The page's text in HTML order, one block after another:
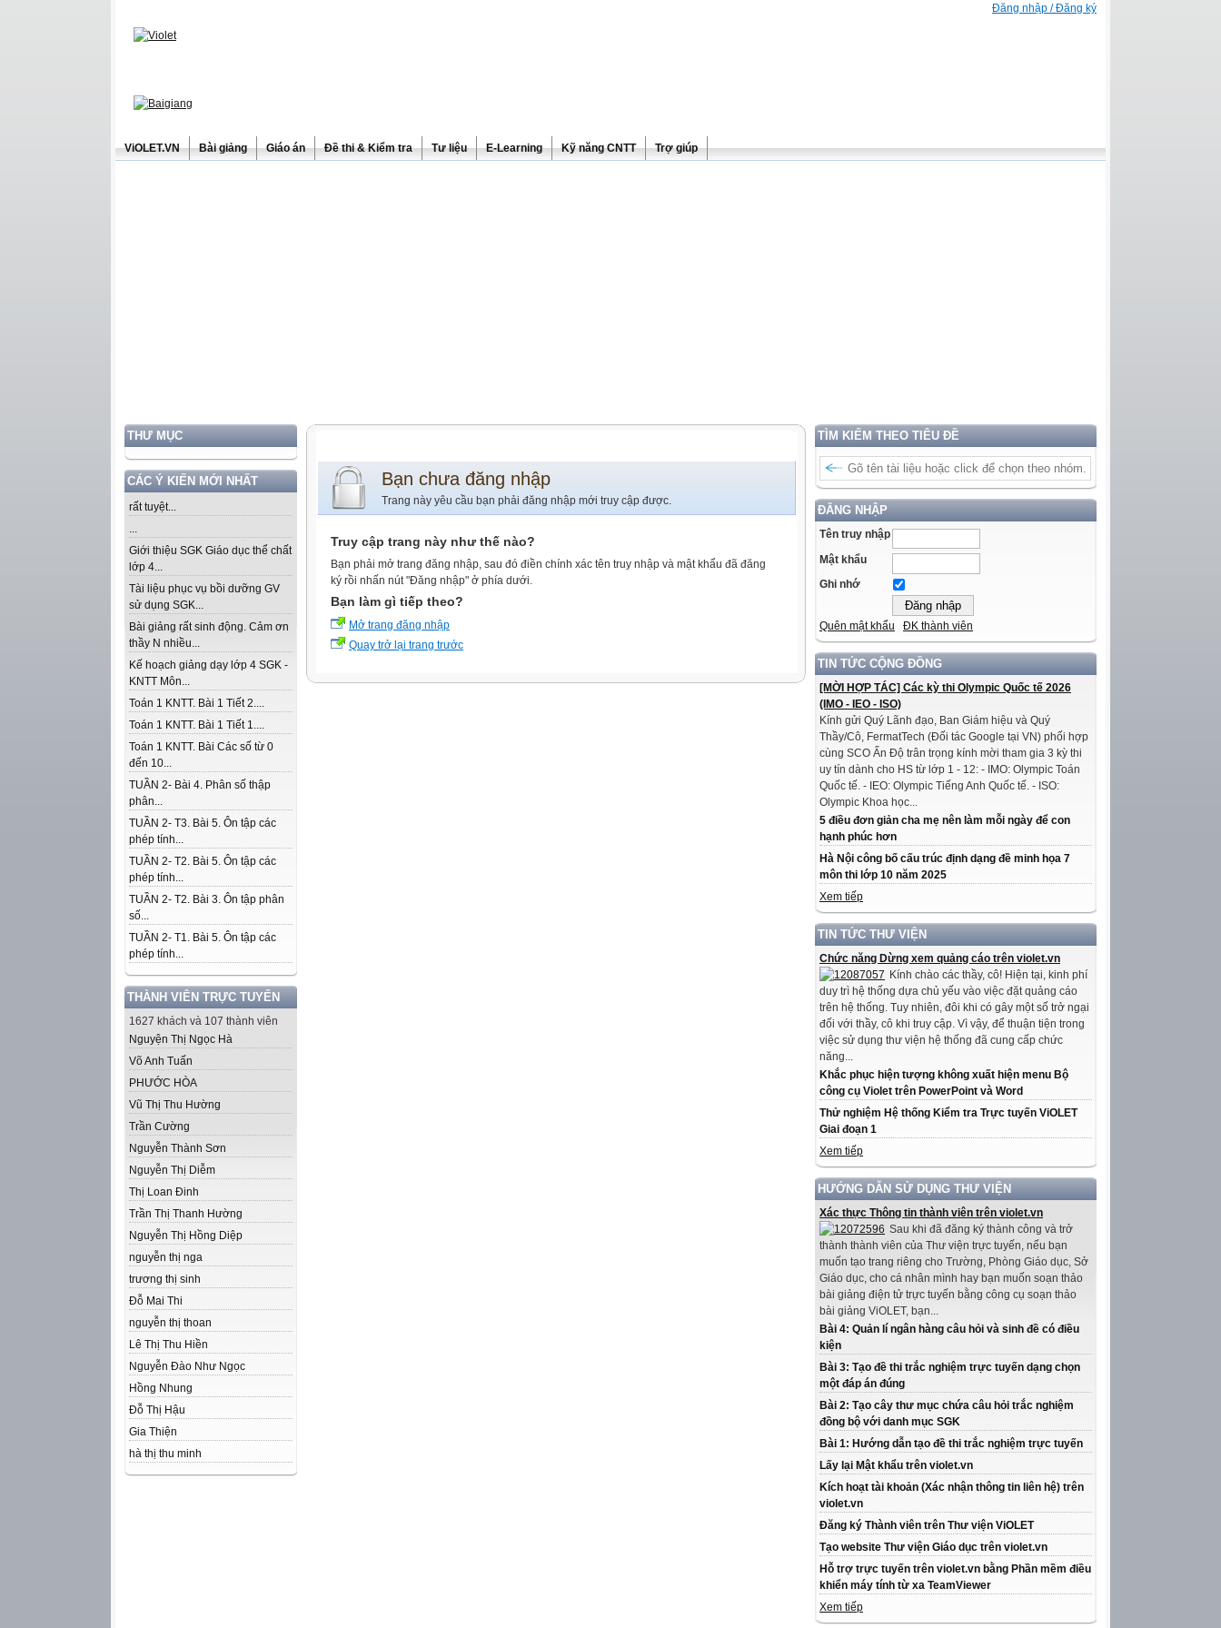
Đăng nhập / Đăng ký
ViOLET.VN Bài giảng Giáo án Đề thi & Kiểm tra Tư liệu E-Learning Kỹ năng CNTT Trợ giúp
THƯ MỤC
CÁC Ý KIẾN MỚI NHẤT
rất tuyệt...
...
Giới thiệu SGK Giáo dục thể chất
lớp 4...
Tài liệu phục vụ bồi dưỡng GV
sử dụng SGK...
Bài giảng rất sinh động. Cảm ơn
thầy N nhiều...
Kế hoạch giảng dạy lớp 4 SGK -
KNTT Môn...
Toán 1 KNTT. Bài 1 Tiết 2....
Toán 1 KNTT. Bài 1 Tiết 1....
Toán 1 KNTT. Bài Các số từ 0
đến 10...
TUẦN 2- Bài 4. Phân số thập
phân...
TUẦN 2- T3. Bài 5. Ôn tập các
phép tính...
TUẦN 2- T2. Bài 5. Ôn tập các
phép tính...
TUẦN 2- T2. Bài 3. Ôn tập phân
số...
TUẦN 2- T1. Bài 5. Ôn tập các
phép tính...
THÀNH VIÊN TRỰC TUYẾN
1627 khách và 107 thành viên
Nguyện Thị Ngọc Hà
Võ Anh Tuấn
PHƯỚC HÒA
Vũ Thị Thu Hường
Trần Cường
Nguyễn Thành Sơn
Nguyễn Thị Diễm
Thị Loan Đinh
Trần Thị Thanh Hường
Nguyễn Thị Hồng Diệp
nguyễn thị nga
trương thị sinh
Đỗ Mai Thi
nguyễn thị thoan
Lê Thị Thu Hiền
Nguyễn Đào Như Ngọc
Hồng Nhung
Đỗ Thị Hậu
Gia Thiện
hà thị thu minh
TÌM KIẾM THEO TIÊU ĐỀ
ĐĂNG NHẬP
Tên truy nhập
Mật khẩu
Ghi nhớ
Quên mật khẩu ĐK thành viên
TIN TỨC CỘNG ĐỒNG
[MỜI HỢP TÁC] Các kỳ thi Olympic Quốc tế 2026
(IMO - IEO - ISO)
Kính gửi Quý Lãnh đạo, Ban Giám hiệu và Quý
Thầy/Cô, FermatTech (Đối tác Google tại VN) phối hợp
cùng SCO Ấn Độ trân trọng kính mời tham gia 3 kỳ thi
uy tín dành cho HS từ lớp 1 - 12: - IMO: Olympic Toán
Quốc tế. - IEO: Olympic Tiếng Anh Quốc tế. - ISO:
Olympic Khoa học...
5 điều đơn giản cha mẹ nên làm mỗi ngày để con
hạnh phúc hơn
Hà Nội công bố cấu trúc định dạng đề minh họa 7
môn thi lớp 10 năm 2025
Xem tiếp
TIN TỨC THƯ VIỆN
Chức năng Dừng xem quảng cáo trên violet.vn
Kính chào các thầy, cô! Hiện tại, kinh phí
duy trì hệ thống dựa chủ yếu vào việc đặt quảng cáo
trên hệ thống. Tuy nhiên, đôi khi có gây một số trở ngại
đối với thầy, cô khi truy cập. Vì vậy, để thuận tiện trong
việc sử dụng thư viện hệ thống đã cung cấp chức
năng...
Khắc phục hiện tượng không xuất hiện menu Bộ
công cụ Violet trên PowerPoint và Word
Thử nghiệm Hệ thống Kiểm tra Trực tuyến ViOLET
Giai đoạn 1
Xem tiếp
HƯỚNG DẪN SỬ DỤNG THƯ VIỆN
Xác thực Thông tin thành viên trên violet.vn
Sau khi đã đăng ký thành công và trở
thành thành viên của Thư viện trực tuyến, nếu bạn
muốn tạo trang riêng cho Trường, Phòng Giáo dục, Sở
Giáo dục, cho cá nhân mình hay bạn muốn soạn thảo
bài giảng điện tử trực tuyến bằng công cụ soạn thảo
bài giảng ViOLET, bạn...
Bài 4: Quản lí ngân hàng câu hỏi và sinh đề có điều
kiện
Bài 3: Tạo đề thi trắc nghiệm trực tuyến dạng chọn
một đáp án đúng
Bài 2: Tạo cây thư mục chứa câu hỏi trắc nghiệm
đồng bộ với danh mục SGK
Bài 1: Hướng dẫn tạo đề thi trắc nghiệm trực tuyến
Lấy lại Mật khẩu trên violet.vn
Kích hoạt tài khoản (Xác nhận thông tin liên hệ) trên
violet.vn
Đăng ký Thành viên trên Thư viện ViOLET
Tạo website Thư viện Giáo dục trên violet.vn
Hỗ trợ trực tuyến trên violet.vn bằng Phần mềm điều
khiển máy tính từ xa TeamViewer
Xem tiếp
Bạn chưa đăng nhập
Trang này yêu cầu bạn phải đăng nhập mới truy cập được.
Truy cập trang này như thế nào?
Bạn phải mở trang đăng nhập, sau đó điền chính xác tên truy nhập và mật khẩu đã đăng
ký rồi nhấn nút "Đăng nhập" ở phía dưới.
Bạn làm gì tiếp theo?
Mở trang đăng nhập
Quay trở lại trang trước